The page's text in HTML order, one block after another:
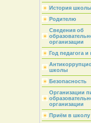
История школы
Родителю
Сведения об
организации
Год педагога и
школы
Безопасность
Организации
организации
Приём в школу